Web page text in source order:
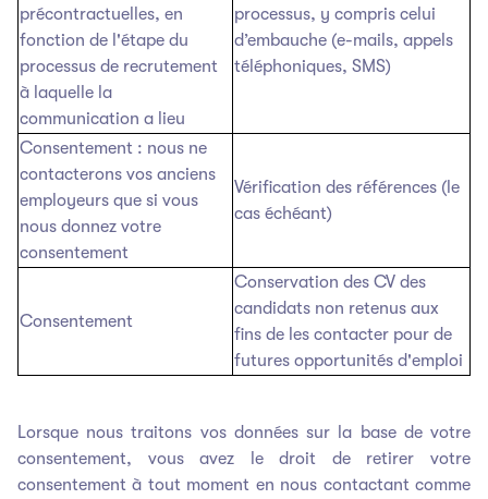
précontractuelles, en
fonction de l'étape du
processus de recrutement
à laquelle la
communication a lieu
processus, y compris celui
d’embauche (e-mails, appels
téléphoniques, SMS)
Consentement : nous ne
contacterons vos anciens
employeurs que si vous
nous donnez votre
consentement
Vérification des références (le
cas échéant)
Consentement
Conservation des CV des
candidats non retenus aux
fins de les contacter pour de
futures opportunités d'emploi
Lorsque nous traitons vos données sur la base de votre
consentement, vous avez le droit de retirer votre
consentement à tout moment en nous contactant comme